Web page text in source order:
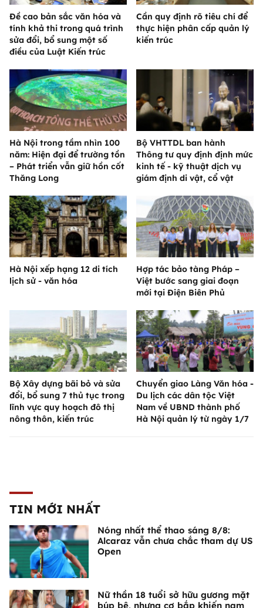
Đề cao bản sắc văn hóa và
tính khả thi trong quá trình
sửa đổi, bổ sung một số
điều của Luật Kiến trúc
Cần quy định rõ tiêu chí để
thực hiện phân cấp quản lý
kiến trúc
Hà Nội trong tầm nhìn 100
năm: Hiện đại để trường tồn
– Phát triển vẫn giữ hồn cốt
Thăng Long
Bộ VHTTDL ban hành
Thông tư quy định định mức
kinh tế - kỹ thuật dịch vụ
giám định di vật, cổ vật
Hà Nội xếp hạng 12 di tích
lịch sử - văn hóa
Hợp tác bảo tàng Pháp –
Việt bước sang giai đoạn
mới tại Điện Biên Phủ
Bộ Xây dựng bãi bỏ và sửa
đổi, bổ sung 7 thủ tục trong
lĩnh vực quy hoạch đô thị
nông thôn, kiến trúc
Chuyển giao Làng Văn hóa -
Du lịch các dân tộc Việt
Nam về UBND thành phố
Hà Nội quản lý từ ngày 1/7
TIN MỚI NHẤT
Nóng nhất thể thao sáng 8/8:
Alcaraz vẫn chưa chắc tham dự US
Open
Nữ thần 18 tuổi sở hữu gương mặt
búp bê, nhưng cơ bắp khiến nam